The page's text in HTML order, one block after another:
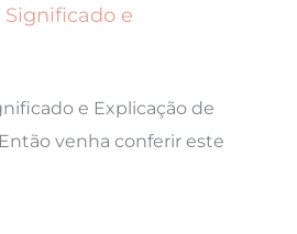
Significado e
e Explicação de
venha conferir este